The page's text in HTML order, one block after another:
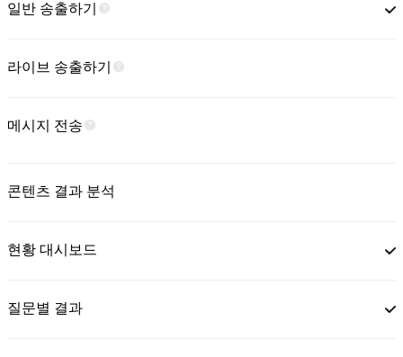
일반 송출하기
라이브 송출하기
메시지 전송
콘텐츠 결과 분석
현황 대시보드
질문별 결과